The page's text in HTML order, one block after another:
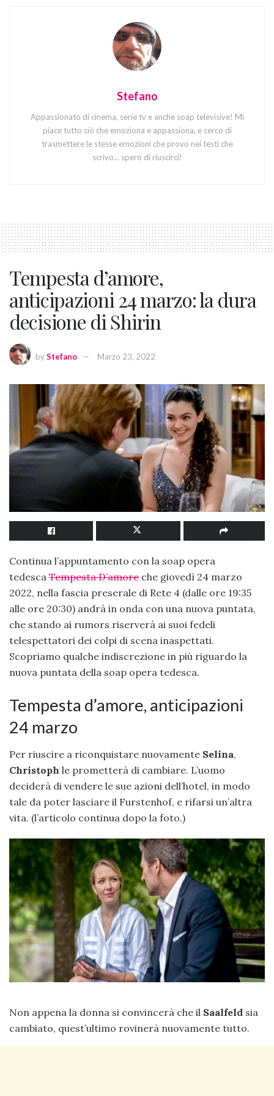
Stefano
Appassionato di cinema, serie tv e anche soap televisive! Mi
piace tutto ciò che emoziona e appassiona, e cerco di
trasmettere le stesse emozioni che provo nei testi che
scrivo... spero di riuscirci!
Tempesta d’amore,
anticipazioni 24 marzo: la dura
decisione di Shirin
byStefano Marzo 23, 2022
Continua l’appuntamento con la soap opera
tedesca Tempesta D’amore che giovedì 24 marzo
2022, nella fascia preserale di Rete 4 (dalle ore 19:35
alle ore 20:30) andrà in onda con una nuova puntata,
che stando ai rumors riserverà ai suoi fedeli
telespettatori dei colpi di scena inaspettati.
Scopriamo qualche indiscrezione in più riguardo la
nuova puntata della soap opera tedesca.
Tempesta d’amore, anticipazioni
24 marzo
Per riuscire a riconquistare nuovamente Selina,
Christoph le prometterà di cambiare. L’uomo
deciderà di vendere le sue azioni dell’hotel, in modo
tale da poter lasciare il Furstenhof, e rifarsi un’altra
vita. (l’articolo continua dopo la foto.)
Non appena la donna si convincerà che il Saalfeld sia
cambiato, quest’ultimo rovinerà nuovamente tutto.